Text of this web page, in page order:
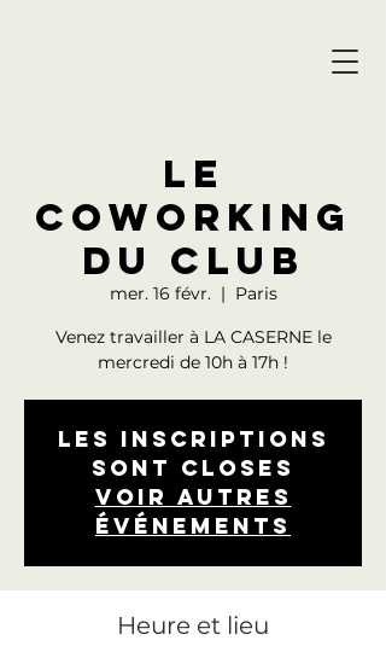
LE
COWORKING
DU CLUB
mer. 16 févr.
  |
Paris
Venez travailler à LA CASERNE le
mercredi de 10h à 17h !
Les inscriptions
sont closes
Voir autres
événements
Heure et lieu